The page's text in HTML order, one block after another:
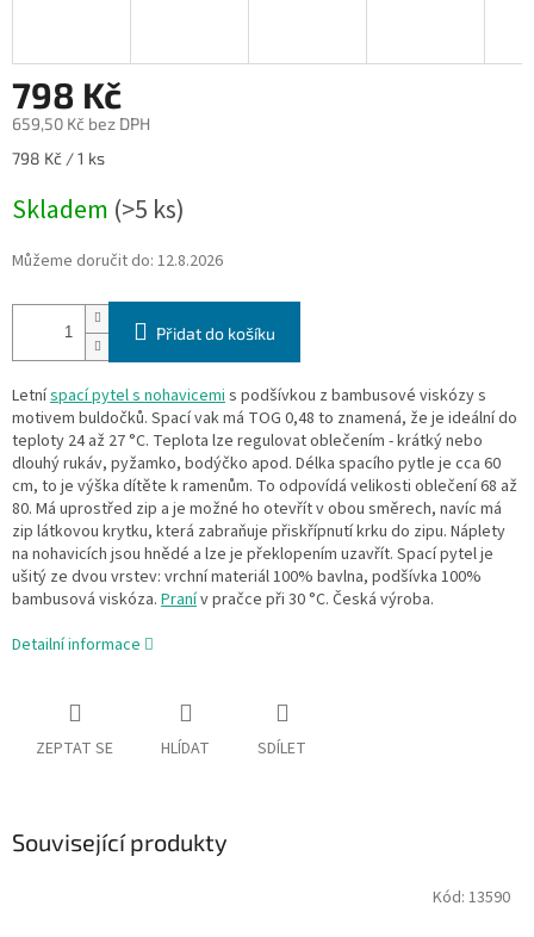
798 Kč
659,50 Kč bez DPH
Měrná
798 Kč / 1 ks
Skladem (>5 ks)
Můžeme doručit do: 12.8.2026
Přidat do košíku
Letníspací pytel s nohavicemis podšívkou z bambusové viskózy s
motivem buldočků. Spací vak má TOG 0,48 to znamená, že je ideální do
teploty 24 až 27 °C. Teplota lze regulovat oblečením - krátký nebo
dlouhý rukáv, pyžamko, bodýčko apod. Délka spacího pytle je cca 60
cm, to je výška dítěte k ramenům. To odpovídá velikosti oblečení 68 až
80. Má uprostřed zip a je možné ho otevřít v obou směrech, navíc má
zip látkovou krytku, která zabraňuje přiskřípnutí krku do zipu. Náplety
na nohavicích jsou hnědé a lze je překlopením uzavřít. Spací pytel je
ušitý ze dvou vrstev: vrchní materiál 100% bavlna, podšívka 100%
bambusová viskóza. Pranív pračce při 30 °C. Česká výroba.
Detailní informace
ZEPTAT SE HLÍDAT SDÍLET
Související produkty
Kód: 13590